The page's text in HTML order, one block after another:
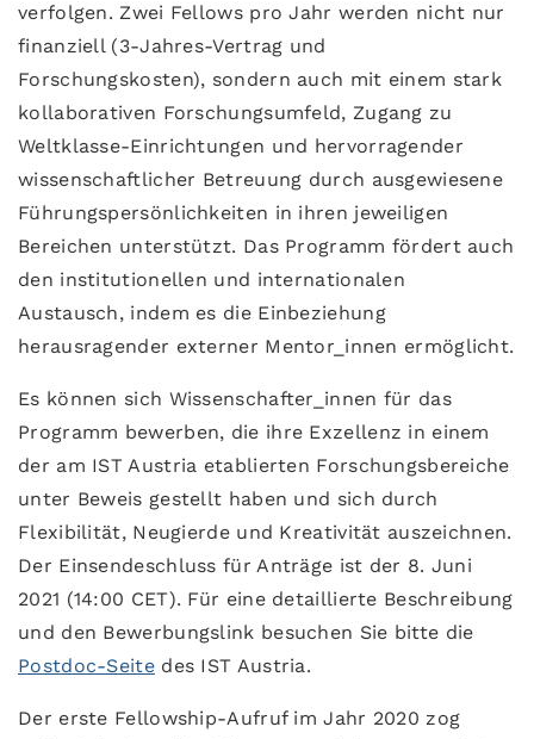
verfolgen. Zwei Fellows pro Jahr werden nicht nur
finanziell (3-Jahres-Vertrag und
Forschungskosten), sondern auch mit einem stark
kollaborativen Forschungsumfeld, Zugang zu
Weltklasse-Einrichtungen und hervorragender
wissenschaftlicher Betreuung durch ausgewiesene
Führungspersönlichkeiten in ihren jeweiligen
Bereichen unterstützt. Das Programm fördert auch
den institutionellen und internationalen
Austausch, indem es die Einbeziehung
herausragender externer Mentor_innen ermöglicht.
Es können sich Wissenschafter_innen für das
Programm bewerben, die ihre Exzellenz in einem
der am IST Austria etablierten Forschungsbereiche
unter Beweis gestellt haben und sich durch
Flexibilität, Neugierde und Kreativität auszeichnen.
Der Einsendeschluss für Anträge ist der 8. Juni
2021 (14:00 CET). Für eine detaillierte Beschreibung
und den Bewerbungslink besuchen Sie bitte die
Postdoc-Seitedes IST Austria.
Der erste Fellowship-Aufruf im Jahr 2020 zog